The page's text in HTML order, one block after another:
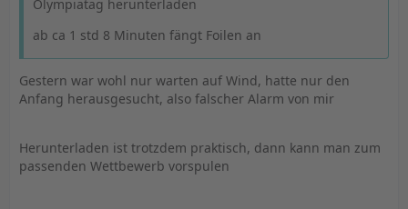
Olympiatag herunterladen
ab ca 1 std 8 Minuten fängt Foilen an
Gestern war wohl nur warten auf Wind, hatte nur den
Anfang herausgesucht, also falscher Alarm von mir
Herunterladen ist trotzdem praktisch, dann kann man zum
passenden Wettbewerb vorspulen